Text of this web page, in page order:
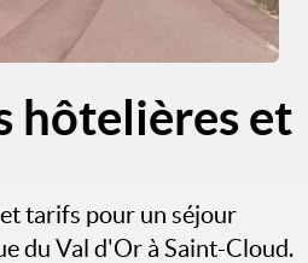
hôtelières et
tarifs pour un séjour
du Val d'Or à Saint-Cloud.